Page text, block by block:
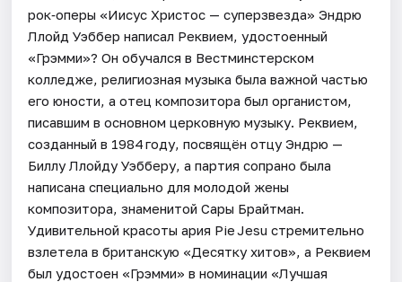
рок‑оперы «Иисус Христос — суперзвезда» Эндрю
Ллойд Уэббер написал Реквием, удостоенный
«Грэмми»? Он обучался в Вестминстерском
колледже, религиозная музыка была важной частью
его юности, а отец композитора был органистом,
писавшим в основном церковную музыку. Реквием,
созданный в 1984 году, посвящён отцу Эндрю —
Биллу Ллойду Уэбберу, а партия сопрано была
написана специально для молодой жены
композитора, знаменитой Сары Брайтман.
Удивительной красоты ария Pie Jesu стремительно
взлетела в британскую «Десятку хитов», а Реквием
был удостоен «Грэмми» в номинации «Лучшая